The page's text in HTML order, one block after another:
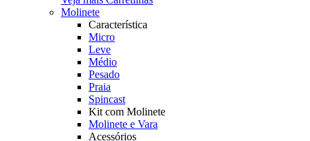
Molinete
Característica
Micro
Leve
Médio
Pesado
Praia
Spincast
Kit com Molinete
Molinete e Vara
Acessórios